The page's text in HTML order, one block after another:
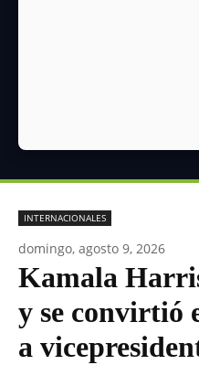
INTERNACIONALES
domingo, agosto 9, 2026
Kamala
y se convirtió
a